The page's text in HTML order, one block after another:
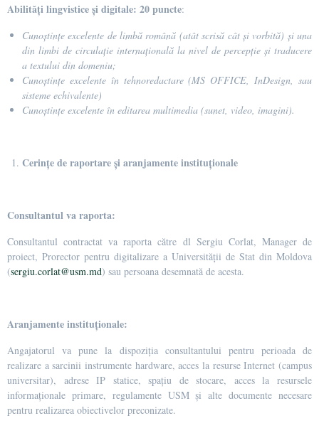
Abilități lingvistice și digitale: 20 puncte:
Cunoștințe excelente de limbă română (atât scrisă cât și vorbită) și una
din limbi de circulație internațională la nivel de percepție și traducere
a textului din domeniu;
Cunoștințe excelente în tehnoredactare (MS OFFICE, InDesign, sau
sisteme echivalente)
Cunoștințe excelente în editarea multimedia (sunet, video, imagini).
Cerințe de raportare și aranjamente instituționale
Consultantul va raporta:
Consultantul contractat va raporta către dl Sergiu Corlat, Manager de
proiect, Prorector pentru digitalizare a Universității de Stat din Moldova
(sergiu.corlat@usm.md) sau persoana desemnată de acesta.
Aranjamente instituționale:
Angajatorul va pune la dispoziția consultantului pentru perioada de
realizare a sarcinii instrumente hardware, acces la resurse Internet (campus
universitar), adrese IP statice, spațiu de stocare, acces la resursele
informaționale primare, regulamente USM și alte documente necesare
pentru realizarea obiectivelor preconizate.